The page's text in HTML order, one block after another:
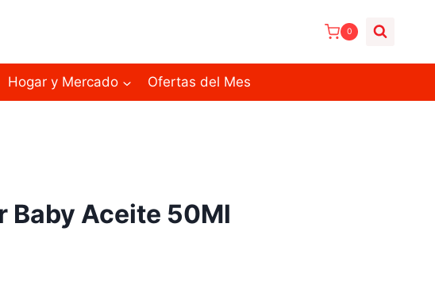
0
Hogar y Mercado Ofertas del Mes
Baby Aceite 50Ml